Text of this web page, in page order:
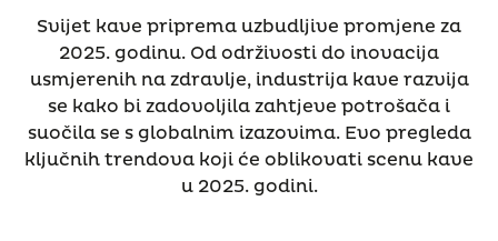
Svijet kave priprema uzbudljive promjene za
2025. godinu. Od održivosti do inovacija
usmjerenih na zdravlje, industrija kave razvija
se kako bi zadovoljila zahtjeve potrošača i
suočila se s globalnim izazovima. Evo pregleda
ključnih trendova koji će oblikovati scenu kave
u 2025. godini.